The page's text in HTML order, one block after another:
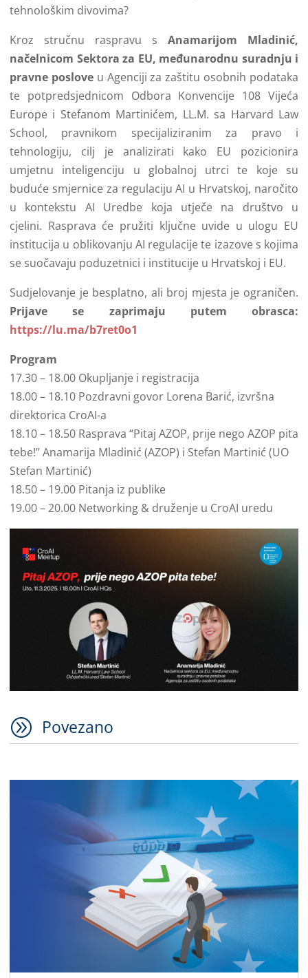
tehnološkim divovima?
Kroz stručnu raspravu s Anamarijom Mladinić,
načelnicom Sektora za EU, međunarodnu suradnju i
pravne poslove u Agenciji za zaštitu osobnih podataka
te potpredsjednicom Odbora Konvencije 108 Vijeća
Europe i Stefanom Martinićem, LL.M. sa Harvard Law
School, pravnikom specijaliziranim za pravo i
tehnologiju, cilj je analizirati kako EU pozicionira
umjetnu inteligenciju u globalnoj utrci te koje su
buduće smjernice za regulaciju AI u Hrvatskoj, naročito
u kontekstu AI Uredbe koja utječe na društvo u
cjelini. Rasprava će pružiti ključne uvide u ulogu EU
institucija u oblikovanju AI regulacije te izazove s kojima
se suočavaju poduzetnici i institucije u Hrvatskoj i EU.
Sudjelovanje je besplatno, ali broj mjesta je ograničen.
Prijave se zaprimaju putem obrasca:
https://lu.ma/b7ret0o1
Program
17.30 – 18.00 Okupljanje i registracija
18.00 – 18.10 Pozdravni govor Lorena Barić, izvršna
direktorica CroAI-a
18.10 – 18.50 Rasprava “Pitaj AZOP, prije nego AZOP pita
tebe!” Anamarija Mladinić (AZOP) i Stefan Martinić (UO
Stefan Martinić)
18.50 – 19.00 Pitanja iz publike
19.00 – 20.00 Networking & druženje u CroAI uredu
A Povezano